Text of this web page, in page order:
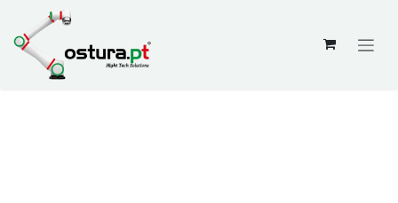
Skip to Content